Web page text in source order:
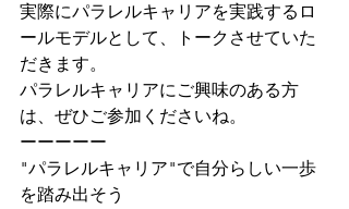
実際にパラレルキャリアを実践するロ
ールモデルとして、トークさせていた
だきます。
パラレルキャリアにご興味のある方
は、ぜひご参加くださいね。
ーーーーー
"パラレルキャリア"で自分らしい一歩
を踏み出そう